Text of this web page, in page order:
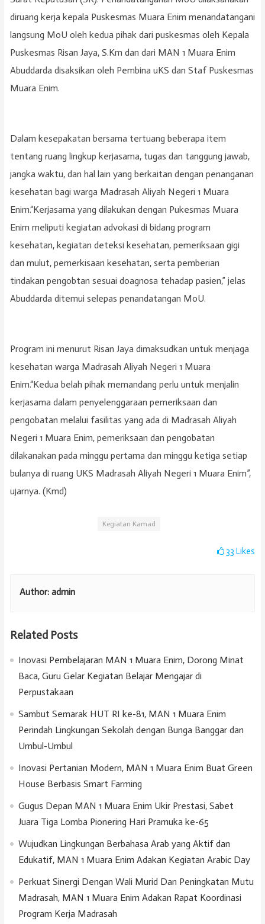
diruang kerja kepala Puskesmas Muara Enim menandatangani
langsung MoU oleh kedua pihak dari puskesmas oleh Kepala
Puskesmas Risan Jaya, S.Km dan dari MAN 1 Muara Enim
Abuddarda disaksikan oleh Pembina uKS dan Staf Puskesmas
Muara Enim.
Dalam kesepakatan bersama tertuang beberapa item
tentang ruang lingkup kerjasama, tugas dan tanggung jawab,
jangka waktu, dan hal lain yang berkaitan dengan penanganan
kesehatan bagi warga Madrasah Aliyah Negeri 1 Muara
Enim.“Kerjasama yang dilakukan dengan Pukesmas Muara
Enim meliputi kegiatan advokasi di bidang program
kesehatan, kegiatan deteksi kesehatan, pemeriksaan gigi
dan mulut, pemerkisaan kesehatan, serta pemberian
tindakan pengobtan sesuai doagnosa tehadap pasien,” jelas
Abuddarda ditemui selepas penandatangan MoU.
Program ini menurut Risan Jaya dimaksudkan untuk menjaga
kesehatan warga Madrasah Aliyah Negeri 1 Muara
Enim.“Kedua belah pihak memandang perlu untuk menjalin
kerjasama dalam penyelenggaraan pemeriksaan dan
pengobatan melalui fasilitas yang ada di Madrasah Aliyah
Negeri 1 Muara Enim, pemeriksaan dan pengobatan
dilakanakan pada minggu pertama dan minggu ketiga setiap
bulanya di ruang UKS Madrasah Aliyah Negeri 1 Muara Enim”,
ujarnya. (Kmd)
Kegiatan Kamad
33Likes
Author: admin
Related Posts
Inovasi Pembelajaran MAN 1 Muara Enim, Dorong Minat
Baca, Guru Gelar Kegiatan Belajar Mengajar di
Perpustakaan
Sambut Semarak HUT RI ke-81, MAN 1 Muara Enim
Perindah Lingkungan Sekolah dengan Bunga Banggar dan
Umbul-Umbul
Inovasi Pertanian Modern, MAN 1 Muara Enim Buat Green
House Berbasis Smart Farming
Gugus Depan MAN 1 Muara Enim Ukir Prestasi, Sabet
Juara Tiga Lomba Pionering Hari Pramuka ke-65
Wujudkan Lingkungan Berbahasa Arab yang Aktif dan
Edukatif, MAN 1 Muara Enim Adakan Kegiatan Arabic Day
Perkuat Sinergi Dengan Wali Murid Dan Peningkatan Mutu
Madrasah, MAN 1 Muara Enim Adakan Rapat Koordinasi
Program Kerja Madrasah